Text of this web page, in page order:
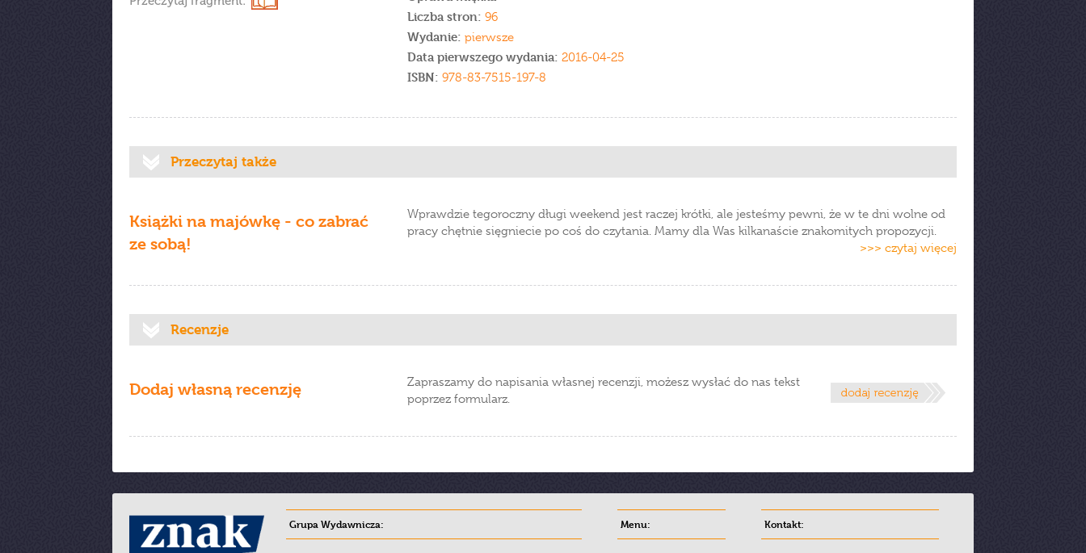
Liczba stron: 96
Wydanie: pierwsze
Data pierwszego wydania: 2016-04-25
ISBN: 978-83-7515-197-8
Przeczytaj także
Książki na majówkę - co zabrać
ze sobą!
Wprawdzie tegoroczny długi weekend jest raczej krótki, ale jesteśmy pewni, że w te dni wolne od
pracy chętnie sięgniecie po coś do czytania. Mamy dla Was kilkanaście znakomitych propozycji.
>>> czytaj więcej
Recenzje
Dodaj własną recenzję
Zapraszamy do napisania własnej recenzji, możesz wysłać do nas tekst
poprzez formularz.
Grupa Wydawnicza: Menu: Kontakt: